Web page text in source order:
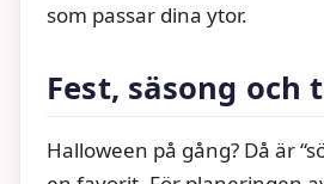
som passar dina ytor.
Fest, säsong och
Halloween på gång? Då är